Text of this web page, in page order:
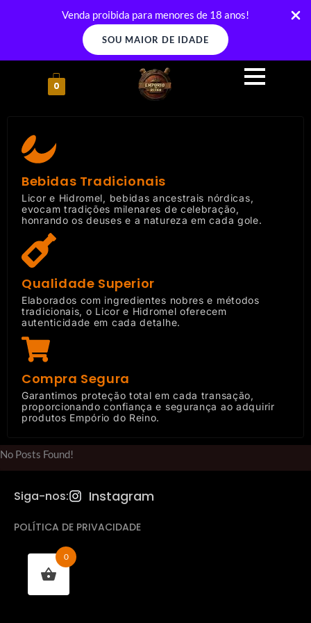
Venda proibida para menores de 18 anos!
SOU MAIOR DE IDADE
conteúdo
0
Bebidas Tradicionais
Licor e Hidromel, bebidas ancestrais nórdicas,
evocam tradições milenares de celebração,
honrando os deuses e a natureza em cada gole.
Qualidade Superior
Elaborados com ingredientes nobres e métodos
tradicionais, o Licor e Hidromel oferecem
autenticidade em cada detalhe.
Compra Segura
Garantimos proteção total em cada transação,
proporcionando confiança e segurança ao adquirir
produtos Empório do Reino.
No Posts Found!
Siga-nos: Instagram
POLÍTICA DE PRIVACIDADE
0